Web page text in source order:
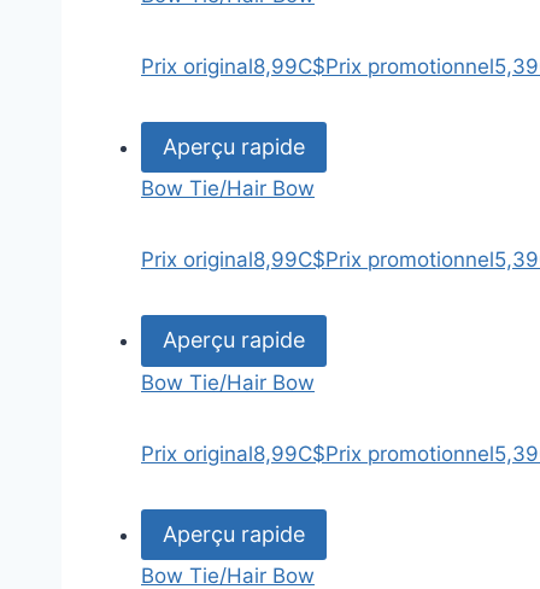
Prix original8,99C$Prix promotionnel
Aperçu rapide
Bow Tie/Hair Bow
Prix original8,99C$Prix promotionnel
Aperçu rapide
Bow Tie/Hair Bow
Prix original8,99C$Prix promotionnel
Aperçu rapide
Bow Tie/Hair Bow